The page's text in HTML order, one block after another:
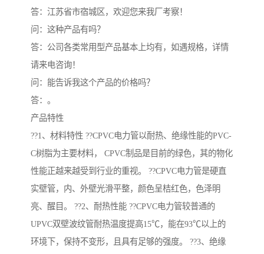
答：江苏省市宿城区，欢迎您来我厂考察！
问：这种产品有吗？
答：公司各类常用型产品基本上均有，如遇规格，详情
请来电咨询！
问：能告诉我这个产品的价格吗？
答：。
产品特性
??1、材料特性 ??CPVC电力管以耐热、绝缘性能的PVC-
C树脂为主要材料， CPVC制品是目前的绿色，其的物化
性能正越来越受到行业的重视。 ??CPVC电力管是硬直
实壁管，内、外壁光滑平整，颜色呈桔红色，色泽明
亮、醒目。 ??2、耐热性能 ??CPVC电力管较普通的
UPVC双壁波纹管耐热温度提高15℃，能在93℃以上的
环境下，保持不变形，且具有足够的强度。 ??3、绝缘